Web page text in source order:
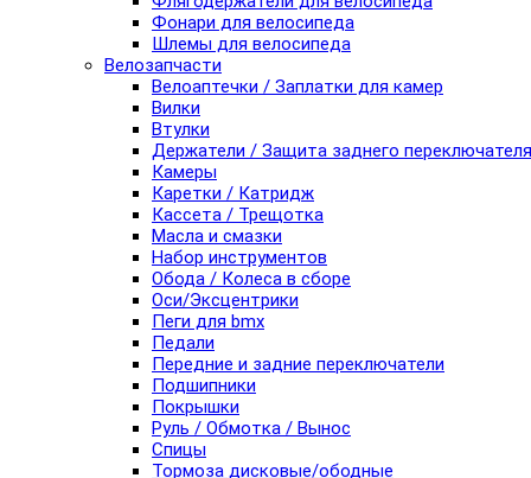
Фонари для велосипеда
Шлемы для велосипеда
Велозапчасти
Велоаптечки / Заплатки для камер
Вилки
Втулки
Держатели / Защита заднего переключателя
Камеры
Каретки / Катридж
Кассета / Трещотка
Масла и смазки
Набор инструментов
Обода / Колеса в сборе
Оси/Эксцентрики
Пеги для bmx
Педали
Передние и задние переключатели
Подшипники
Покрышки
Руль / Обмотка / Вынос
Спицы
Тормоза дисковые/ободные